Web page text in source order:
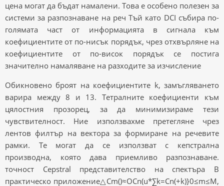
цена могат да бъдат намалени. Това е особено полезен за
системи за разпознаване на реч Тъй като DCI събира по-
голямата част от информацията в сигнала към
коефициентите от по-нисък порядък, чрез отхвърляне на
коефициентите от по-висок порядък се постига
значително намаляване на разходите за изчисление
Обикновено броят на коефициентите k, замъгляването
варира между 8 и 13. Тетралните коефициенти към
цялостния прозорец, за да минимизираме тези
чувствителност. Ние използвахме претегляне чрез
лентов филтър на вектора за формиране на речевите
рамки. Те могат да се използват с кепстрална
производна, която дава приемливо разпознаване.
точност Cepstral представителство на спектъра В
практическо приложение△Cm()≈OCn(u*∑k=Cn(+k)}0≤m≤M,